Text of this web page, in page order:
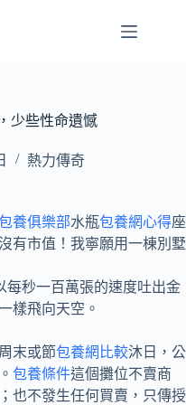
少些性命遺憾
熱力傳奇
養俱樂部水瓶包養網心得座
有市值！我寧願用一棟別墅
每秒一百萬張的速度吐出金
樣飛向天空。
末或節包養網比較沐日，公
包養條件這個攤位不賣商
也不發生任何買賣，只傳授